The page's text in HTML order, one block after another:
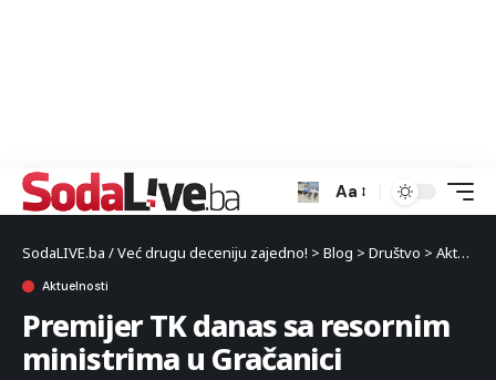
Aa
SodaLIVE.ba / Već drugu deceniju zajedno! > Blog > Društvo > Aktuelnosti
Aktuelnosti
Premijer TK danas sa resornim
ministrima u Gračanici